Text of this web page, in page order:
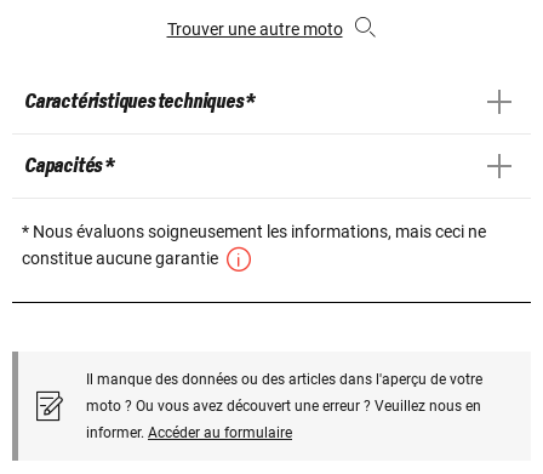
Trouver une autre moto
Caractéristiques techniques *
Capacités *
* Nous évaluons soigneusement les informations, mais ceci ne
constitue aucune garantie
Il manque des données ou des articles dans l'aperçu de votre
moto ? Ou vous avez découvert une erreur ? Veuillez nous en
informer. Accéder au formulaire